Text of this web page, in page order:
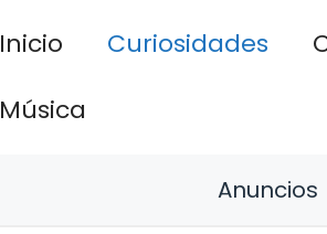
Inicio Curiosidades
Música
Anuncios